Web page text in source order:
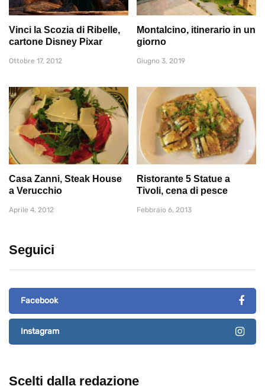
Vinci la Scozia di Ribelle,
cartone Disney Pixar
Ottobre 17, 2012
Montalcino, itinerario in un
giorno
Giugno 3, 2019
Casa Zanni, Steak House
a Verucchio
Aprile 4, 2012
Ristorante 5 Statue a
Tivoli, cena di pesce
Febbraio 6, 2013
Seguici
Facebook
Instagram
Scelti dalla redazione